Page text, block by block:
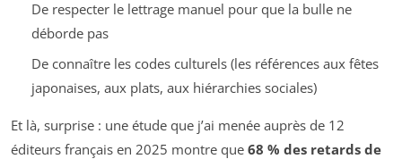
De respecter le lettrage manuel pour que la bulle ne
déborde pas
De connaître les codes culturels (les références aux fêtes
japonaises, aux plats, aux hiérarchies sociales)
Et là, surprise : une étude que j’ai menée auprès de 12
éditeurs français en 2025 montre que 68 % des retards de